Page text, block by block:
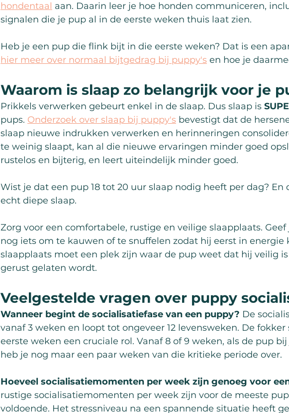
hondentaal aan. Daarin leer je hoe honden communiceren,
signalen die je pup al in de eerste weken thuis laat zien.
Heb je een pup die flink bijt in die eerste weken? Dat is een
hier meer over normaal bijtgedrag bij puppy's en hoe je
Waarom is slaap zo belangrijk voor je
Prikkels verwerken gebeurt enkel in de slaap. Dus slaap is
pups. Onderzoek over slaap bij puppy's bevestigt dat de
slaap nieuwe indrukken verwerken en herinneringen
te weinig slaapt, kan al die nieuwe ervaringen minder goed
rustelos en bijterig, en leert uiteindelijk minder goed.
Wist je dat een pup 18 tot 20 uur slaap nodig heeft per dag? En
echt diepe slaap.
Zorg voor een comfortabele, rustige en veilige slaapplaats.
nog iets om te kauwen of te snuffelen zodat hij eerst in energie
slaapplaats moet een plek zijn waar de pup weet dat hij veilig
gerust gelaten wordt.
Veelgestelde vragen over puppy
Wanneer begint de socialisatiefase van een puppy? De
vanaf 3 weken en loopt tot ongeveer 12 levensweken. De fokker
eerste weken een cruciale rol. Vanaf 8 of 9 weken, als de pup
heb je nog maar een paar weken van die kritieke periode over.
Hoeveel socialisatiemomenten per week zijn genoeg voor
rustige socialisatiemomenten per week zijn voor de meeste
voldoende. Het stressniveau na een spannende situatie heeft